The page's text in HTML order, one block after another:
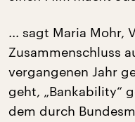
... sagt Maria Mohr,
Zusammenschluss
vergangenen Jahr
geht, „Bankability“
dem durch